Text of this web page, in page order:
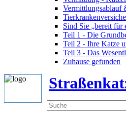
Vermittlungsablauf
Sind Sie „bereit für
Teil 1 - Die
Teil 2 - Ihre Katze
Teil 3 - Das
Zuhause gefunden